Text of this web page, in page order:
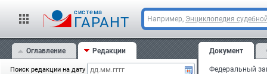
cистема
ГАРАНТ Например, Энциклопедия
Оглавление Редакции
Поиск редакции на дату
70
с 26.03.2022
69
с 01.03.2022
с изм. N 176-Ф3 от 11.06.2021
Документ
2.